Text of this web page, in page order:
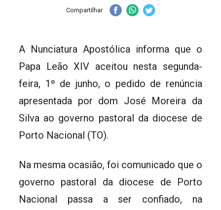
Compartilhar
A Nunciatura Apostólica informa que o
Papa Leão XIV aceitou nesta segunda-
feira, 1º de junho, o pedido de renúncia
apresentada por dom José Moreira da
Silva ao governo pastoral da diocese de
Porto Nacional (TO).
Na mesma ocasião, foi comunicado que o
governo pastoral da diocese de Porto
Nacional passa a ser confiado, na